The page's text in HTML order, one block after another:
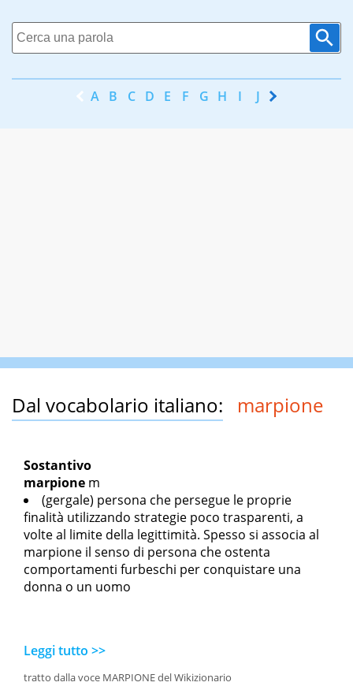
A B C D E F G H I J K
Dal vocabolario italiano: marpione
Sostantivo
marpione m
(gergale) persona che persegue le proprie
finalità utilizzando strategie poco trasparenti, a
volte al limite della legittimità. Spesso si associa al
marpione il senso di persona che ostenta
comportamenti furbeschi per conquistare una
donna o un uomo
Leggi tutto >>
tratto dalla voce MARPIONE del Wikizionario